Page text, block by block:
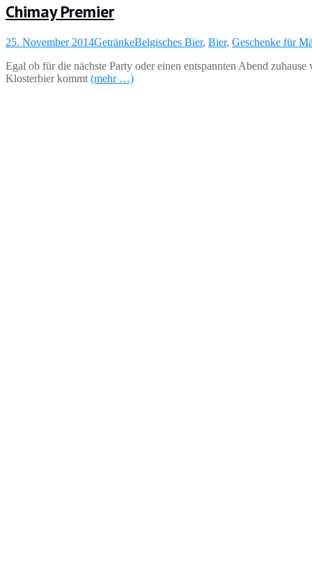
Chimay Premier
25. November 2014GetränkeBelgisches Bier, Bier, Geschenke für
Egal ob für die nächste Party oder einen entspannten Abend
Klosterbier kommt (mehr …)